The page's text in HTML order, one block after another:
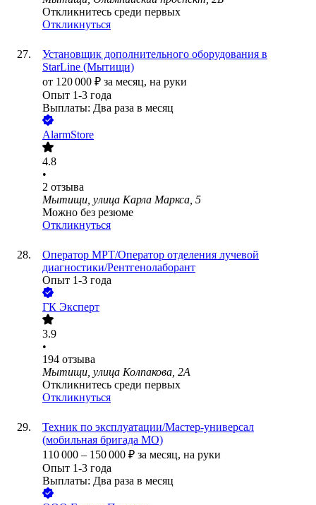
Откликнитесь среди первых
Откликнуться
Установщик дополнительного оборудования в
StarLine (Мытищи)
от 120 000 ₽ за месяц, на руки
Опыт 1-3 года
Выплаты: Два раза в месяц
AlarmStore
4.8
•
2 отзыва
Мытищи, улица Карла Маркса, 5
Можно без резюме
Откликнуться
Оператор МРТ/Оператор отделения лучевой
диагностики/Рентгенолаборант
Опыт 1-3 года
ГК Эксперт
3.9
•
194 отзыва
Мытищи, улица Колпакова, 2А
Откликнитесь среди первых
Откликнуться
Техник по эксплуатации/Мастер-универсал
(мобильная бригада МО)
110 000 – 150 000 ₽ за месяц, на руки
Опыт 1-3 года
Выплаты: Два раза в месяц